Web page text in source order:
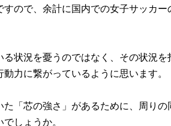
ので、余計に国内での女子サッカー
状況を憂うのではなく、その状況
力に繋がっているように思います。
「芯の強さ」があるために、周りの
しょうか。